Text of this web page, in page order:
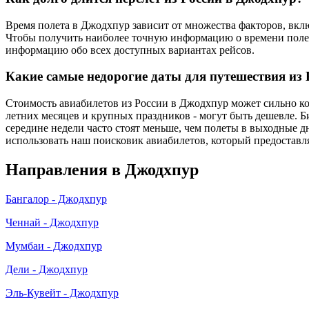
Время полета в Джодхпур зависит от множества факторов,
Чтобы получить наиболее точную информацию о времени
информацию обо всех доступных вариантах рейсов.
Какие самые недорогие даты для путешествия
Стоимость авиабилетов из России в Джодхпур может сильно
летних месяцев и крупных праздников - могут быть
середине недели часто стоят меньше, чем полеты в
использовать наш поисковик авиабилетов, который
Направления в Джодхпур
Бангалор - Джодхпур
Ченнай - Джодхпур
Мумбаи - Джодхпур
Дели - Джодхпур
Эль-Кувейт - Джодхпур